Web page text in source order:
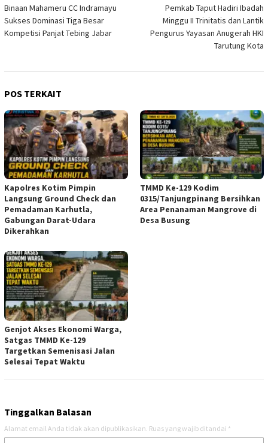
pos
Binaan Mahameru CC Indramayu
Sukses Dominasi Tiga Besar
Kompetisi Panjat Tebing Jabar
Pemkab Taput Hadiri Ibadah
Minggu II Trinitatis dan Lantik
Pengurus Yayasan Anugerah HKI
Tarutung Kota
POS TERKAIT
Kapolres Kotim Pimpin
Langsung Ground Check dan
Pemadaman Karhutla,
Gabungan Darat-Udara
Dikerahkan
TMMD Ke-129 Kodim
0315/Tanjungpinang Bersihkan
Area Penanaman Mangrove di
Desa Busung
Genjot Akses Ekonomi Warga,
Satgas TMMD Ke-129
Targetkan Semenisasi Jalan
Selesai Tepat Waktu
Tinggalkan Balasan
Alamat email Anda tidak akan dipublikasikan. Ruas yang wajib ditandai *